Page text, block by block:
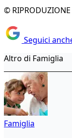
© RIPRODUZIONE
Seguici
Altro di Famiglia
Famiglia